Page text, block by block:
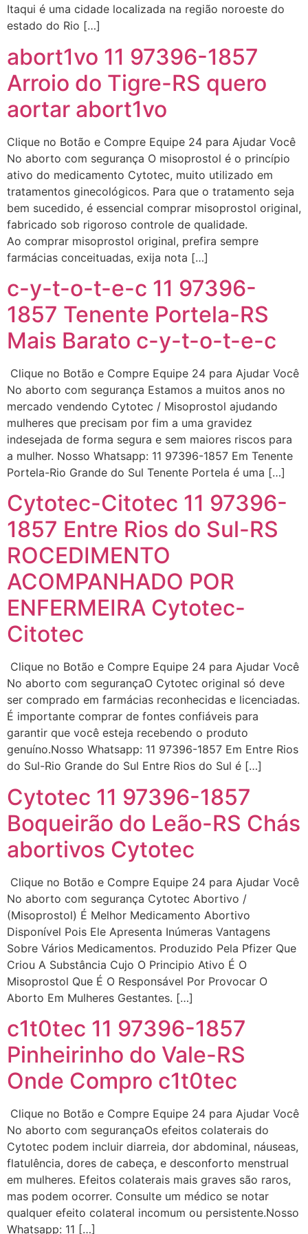
Itaqui é uma cidade localizada na região noroeste do
estado do Rio […]
abort1vo 11 97396-1857
Arroio do Tigre-RS quero
aortar abort1vo
Clique no Botão e Compre Equipe 24 para Ajudar Você
No aborto com segurança O misoprostol é o princípio
ativo do medicamento Cytotec, muito utilizado em
tratamentos ginecológicos. Para que o tratamento seja
bem sucedido, é essencial comprar misoprostol original,
fabricado sob rigoroso controle de qualidade.
Ao comprar misoprostol original, prefira sempre
farmácias conceituadas, exija nota […]
c-y-t-o-t-e-c 11 97396-
1857 Tenente Portela-RS
Mais Barato c-y-t-o-t-e-c
Clique no Botão e Compre Equipe 24 para Ajudar Você
No aborto com segurança Estamos a muitos anos no
mercado vendendo Cytotec / Misoprostol ajudando
mulheres que precisam por fim a uma gravidez
indesejada de forma segura e sem maiores riscos para
a mulher. Nosso Whatsapp: 11 97396-1857 Em Tenente
Portela-Rio Grande do Sul Tenente Portela é uma […]
Cytotec-Citotec 11 97396-
1857 Entre Rios do Sul-RS
ROCEDIMENTO
ACOMPANHADO POR
ENFERMEIRA Cytotec-
Citotec
Clique no Botão e Compre Equipe 24 para Ajudar Você
No aborto com segurançaO Cytotec original só deve
ser comprado em farmácias reconhecidas e licenciadas.
É importante comprar de fontes confiáveis para
garantir que você esteja recebendo o produto
genuíno.Nosso Whatsapp: 11 97396-1857 Em Entre Rios
do Sul-Rio Grande do Sul Entre Rios do Sul é […]
Cytotec 11 97396-1857
Boqueirão do Leão-RS Chás
abortivos Cytotec
Clique no Botão e Compre Equipe 24 para Ajudar Você
No aborto com segurança Cytotec Abortivo /
(Misoprostol) É Melhor Medicamento Abortivo
Disponível Pois Ele Apresenta Inúmeras Vantagens
Sobre Vários Medicamentos. Produzido Pela Pfizer Que
Criou A Substância Cujo O Principio Ativo É O
Misoprostol Que É O Responsável Por Provocar O
Aborto Em Mulheres Gestantes. […]
c1t0tec 11 97396-1857
Pinheirinho do Vale-RS
Onde Compro c1t0tec
Clique no Botão e Compre Equipe 24 para Ajudar Você
No aborto com segurançaOs efeitos colaterais do
Cytotec podem incluir diarreia, dor abdominal, náuseas,
flatulência, dores de cabeça, e desconforto menstrual
em mulheres. Efeitos colaterais mais graves são raros,
mas podem ocorrer. Consulte um médico se notar
qualquer efeito colateral incomum ou persistente.Nosso
Whatsapp: 11 […]
... (1998989**** em
http://www.proaborto.com)
"só de ter dúvida já é uma
resposta" muito isso, disse tudo
22/05/2026 16:35:20
Helly
(1999997****
em http://www.proaborto.com)
Eu estou preparada em varias
áreas mas psicologicamente p ter
sozinha nao estou
22/05/2026 17:09:20
Helly
(1999997****
em http://www.proaborto.com)
Entao q seja
22/05/2026 17:09:25
http://www.proaborto.com)
Mulheres vocês sabem dizer
quem já tomou os remédio se
depois que para de menstruar
transparente, se é normal ?
22/05/2026 17:10:05
(879121**** em
http://www.proaborto.com)
Deve ser normal